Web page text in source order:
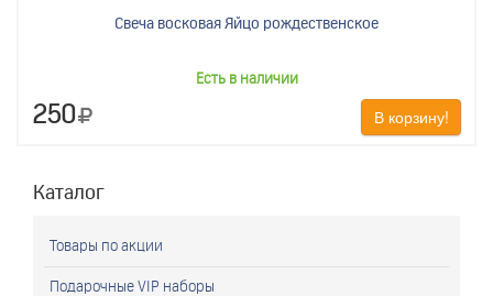
Свеча восковая Яйцо рождественское
Есть в наличии
250 В корзину!
Каталог
Товары по акции
Подарочные VIP наборы